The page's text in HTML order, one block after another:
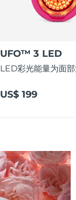
UFO™ 3 LED
LED彩光能量为面
US$ 199